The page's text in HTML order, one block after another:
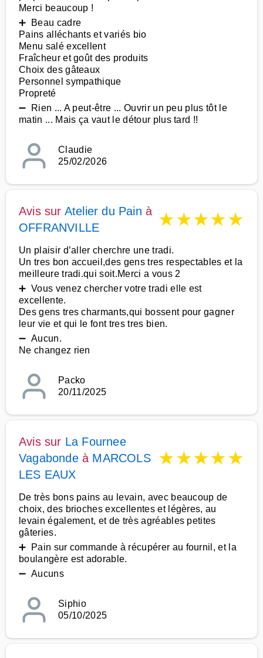
Merci beaucoup !
➕ Beau cadre
Pains alléchants et variés bio
Menu salé excellent
Fraîcheur et goût des produits
Choix des gâteaux
Personnel sympathique
Propreté
➖ Rien ... A peut-être ... Ouvrir un peu plus tôt le
matin ... Mais ça vaut le détour plus tard !!
Claudie
25/02/2026
Avis sur Atelier du Pain à
OFFRANVILLE
★★★★★
Un plaisir d’aller cherchre une tradi.
Un tres bon accueil,des gens tres respectables et la
meilleure tradi.qui soit.Merci a vous 2
➕ Vous venez chercher votre tradi elle est
excellente.
Des gens tres charmants,qui bossent pour gagner
leur vie et qui le font tres tres bien.
➖ Aucun.
Ne changez rien
Packo
20/11/2025
Avis sur La Fournee
Vagabondeà MARCOLS
LES EAUX
★★★★★
De très bons pains au levain, avec beaucoup de
choix, des brioches excellentes et légères, au
levain également, et de très agréables petites
gâteries.
➕ Pain sur commande à récupérer au fournil, et la
boulangère est adorable.
➖ Aucuns
Siphio
05/10/2025